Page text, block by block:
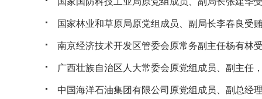
国家林业和草原局原党组成员、副局长李春良受
南京经济技术开发区管委会原常务副主任杨有林
广西壮族自治区人大常委会原党组成员、副主任
中国海洋石油集团有限公司原党组成员、副总经